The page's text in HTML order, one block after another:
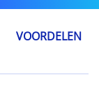
VOORDELEN